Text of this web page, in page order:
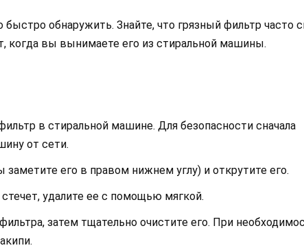
обнаружить. Знайте, что грязный фильтр часто
когда вы вынимаете его из стиральной машины.
в стиральной машине. Для безопасности сначала
от сети.
его в правом нижнем углу) и открутите его.
удалите ее с помощью мягкой.
затем тщательно очистите его. При